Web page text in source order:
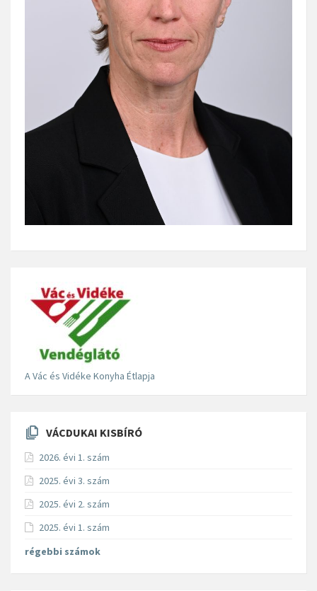
A Vác és Vidéke Konyha Étlapja
VÁCDUKAI KISBÍRÓ
2026. évi 1. szám
2025. évi 3. szám
2025. évi 2. szám
2025. évi 1. szám
régebbi számok